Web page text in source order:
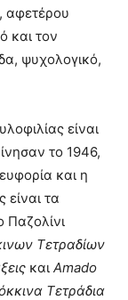
αφετέρου
και τον
ψυχολογικό,
είναι
το 1946,
και η
είναι τα
Τετραδίων
και Amado
Τετράδια